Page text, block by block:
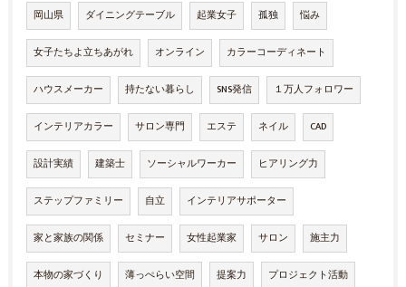
岡山県 ダイニングテーブル 起業女子 孤独 悩み
女子たちよ立ちあがれ オンライン カラーコーディネート
ハウスメーカー 持たない暮らし SNS発信 １万人フォロワー
インテリアカラー サロン専門 エステ ネイル CAD
設計実績 建築士 ソーシャルワーカー ヒアリング力
ステップファミリー 自立 インテリアサポーター
家と家族の関係 セミナー 女性起業家 サロン 施主力
本物の家づくり 薄っぺらい空間 提案力 プロジェクト活動